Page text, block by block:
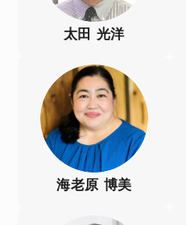
太田 光洋
海老原 博美